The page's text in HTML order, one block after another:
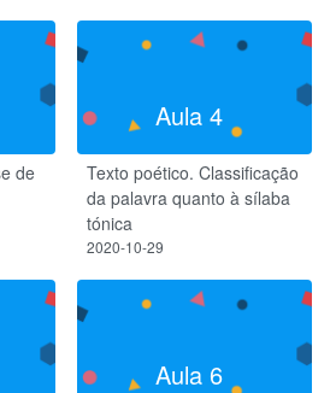
de
Aula 4
Texto poético. Classificação
da palavra quanto à sílaba
tónica
2020-10-29
Aula 6